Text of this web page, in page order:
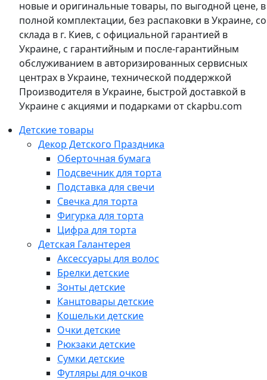
новые и оригинальные товары, по выгодной цене, в
полной комплектации, без распаковки в Украине, со
склада в г. Киев, с официальной гарантией в
Украине, с гарантийным и после-гарантийным
обслуживанием в авторизированных сервисных
центрах в Украине, технической поддержкой
Производителя в Украине, быстрой доставкой в
Украине с акциями и подарками от ckapbu.com
Детские товары
Декор Детского Праздника
Оберточная бумага
Подсвечник для торта
Подставка для свечи
Свечка для торта
Фигурка для торта
Цифра для торта
Детская Галантерея
Аксессуары для волос
Брелки детские
Зонты детские
Канцтовары детские
Кошельки детские
Очки детские
Рюкзаки детские
Сумки детские
Футляры для очков